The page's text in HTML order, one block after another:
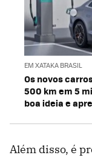
EM XATAKA BRASIL
Os novos
500 km em 5
boa ideia e
Além disso, é